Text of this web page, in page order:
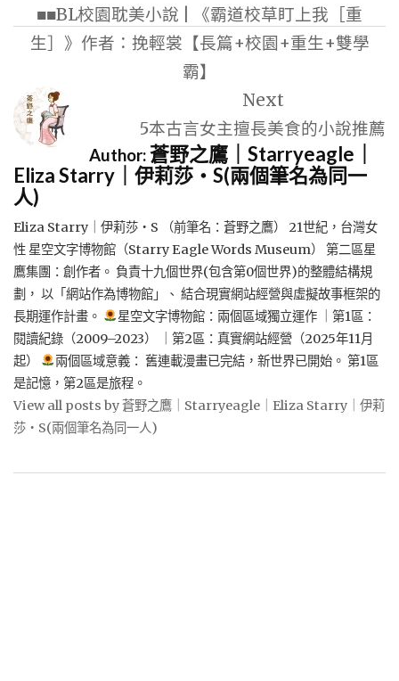
導■■BL校園耽美小說 | 《霸道校草盯上我［重
生］》作者：挽輕裳【長篇+校園+重生+雙學
霸】
Next
5本古言女主擅長美食的小說推薦
Author:蒼野之鷹｜Starryeagle｜
Eliza Starry｜伊莉莎・S(兩個筆名為同一
人)
Eliza Starry｜伊莉莎・S （前筆名：蒼野之鷹） 21世紀，台灣女
性 星空文字博物館（Starry Eagle Words Museum） 第二區星
鷹集團：創作者。 負責十九個世界(包含第0個世界)的整體結構規
劃， 以「網站作為博物館」、 結合現實網站經營與虛擬故事框架的
長期運作計畫。
星空文字博物館：兩個區域獨立運作 ｜第1區：
閱讀紀錄（2009–2023） ｜第2區：真實網站經營（2025年11月
起）
兩個區域意義： 舊連載漫畫已完結，新世界已開始。 第1區
是記憶，第2區是旅程。
View all posts by 蒼野之鷹｜Starryeagle｜Eliza Starry｜伊莉
莎・S(兩個筆名為同一人)